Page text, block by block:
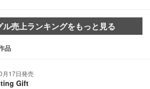
売上ランキングをもっと見る
品
月17日発売
Gift